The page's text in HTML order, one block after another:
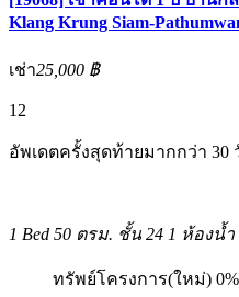
Klang Krung Siam-
เช่า25,000 ฿
12
อัพเดตครั้งสุดท้ายมากกว่า 30
1 Bed 50 ตรม. ชั้น 24 1 ห้องน้ำ
ทรัพย์โครงการ(ใหม่) 0%